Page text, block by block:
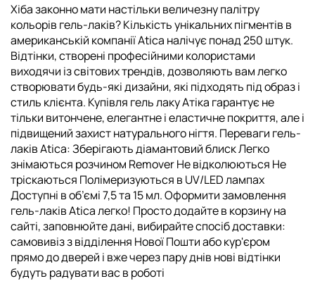
Хіба законно мати настільки величезну палітру
кольорів гель-лаків? Кількість унікальних пігментів в
американській компанії Atica налічує понад 250 штук.
Відтінки, створені професійними колористами
виходячи із світових трендів, дозволяють вам легко
створювати будь-які дизайни, які підходять під образ і
стиль клієнта. Купівля гель лаку Атіка гарантує не
тільки витончене, елегантне і еластичне покриття, але і
підвищений захист натурального нігтя. Переваги гель-
лаків Atica: Зберігають діамантовий блиск Легко
знімаються розчином Remover Не відколюються Не
тріскаються Полімеризуються в UV/LED лампах
Доступні в об’ємі 7,5 та 15 мл. Оформити замовлення
гель-лаків Atica легко! Просто додайте в корзину на
сайті, заповнюйте дані, вибирайте спосіб доставки:
самовивіз з відділення Нової Пошти або кур'єром
прямо до дверей і вже через пару днів нові відтінки
будуть радувати вас в роботі